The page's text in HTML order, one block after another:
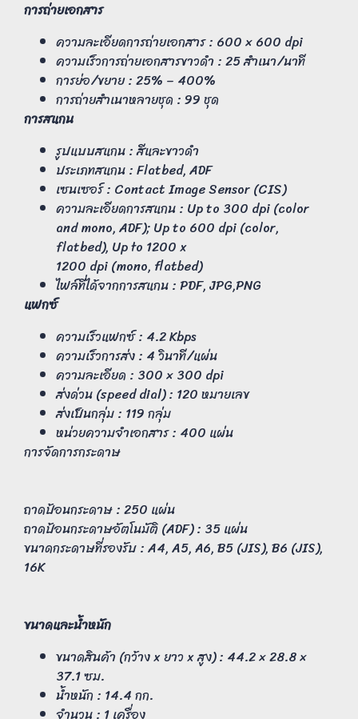
การถ่ายเอกสาร
ความละเอียดการถ่ายเอกสาร : 600 × 600 dpi
ความเร็วการถ่ายเอกสารขาวดำ : 25 สำเนา/นาที
การย่อ/ขยาย : 25% – 400%
การถ่ายสำเนาหลายชุด : 99 ชุด
การสแกน
รูปแบบสแกน : สีและขาวดำ
ประเภทสแกน : Flatbed, ADF
เซนเซอร์ : Contact Image Sensor (CIS)
ความละเอียดการสแกน : Up to 300 dpi (color
and mono, ADF); Up to 600 dpi (color,
flatbed), Up to 1200 x
1200 dpi (mono, flatbed)
ไฟล์ที่ได้จากการสแกน : PDF, JPG,PNG
แฟกซ์
ความเร็วแฟกซ์ : 4.2 Kbps
ความเร็วการส่ง : 4 วินาที/แผ่น
ความละเอียด : 300 × 300 dpi
ส่งด่วน (speed dial) : 120 หมายเลข
ส่งเป็นกลุ่ม : 119 กลุ่ม
หน่วยความจำเอกสาร : 400 แผ่น
การจัดการกระดาษ
ถาดป้อนกระดาษ : 250 แผ่น
ถาดป้อนกระดาษอัตโนมัติ (ADF) : 35 แผ่น
ขนาดกระดาษที่รองรับ : A4, A5, A6, B5 (JIS), B6 (JIS),
16K
ขนาดและน้ำหนัก
ขนาดสินค้า (กว้าง x ยาว x สูง) : 44.2 × 28.8 ×
37.1 ซม.
น้ำหนัก : 14.4 กก.